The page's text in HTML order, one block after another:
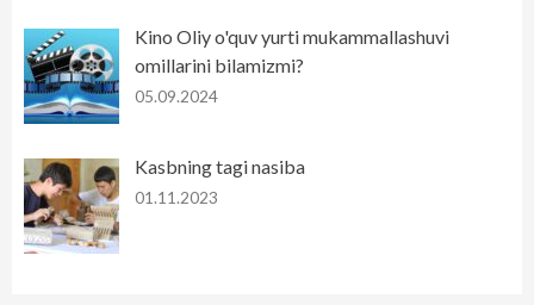
Kino Oliy o'quv yurti mukammallashuvi
omillarini bilamizmi?
05.09.2024
Kasbning tagi nasiba
01.11.2023